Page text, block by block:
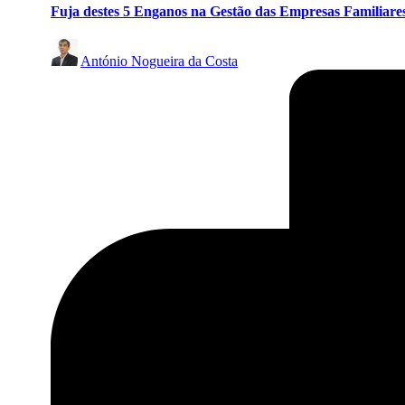
Fuja destes 5 Enganos na Gestão das Empresas
Posted
by
António Nogueira da Costa